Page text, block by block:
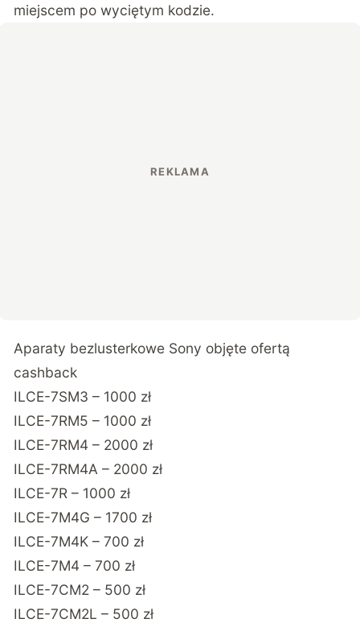
miejscem po wyciętym kodzie.
Aparaty bezlusterkowe Sony objęte ofertą
cashback
ILCE-7SM3 – 1000 zł
ILCE-7RM5 – 1000 zł
ILCE-7RM4 – 2000 zł
ILCE-7RM4A – 2000 zł
ILCE-7R – 1000 zł
ILCE-7M4G – 1700 zł
ILCE-7M4K – 700 zł
ILCE-7M4 – 700 zł
ILCE-7CM2 – 500 zł
ILCE-7CM2L – 500 zł